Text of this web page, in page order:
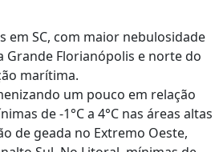
em SC, com maior nebulosidade
Grande Florianópolis e norte do
marítima.
um pouco em relação
de -1°C a 4°C nas áreas altas
de geada no Extremo Oeste,